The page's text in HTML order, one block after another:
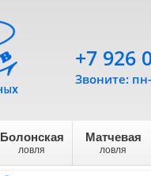
Болонская
ловля
Матчевая
ловля
+7 926
Звоните: